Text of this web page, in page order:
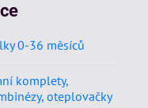
0-36 měsíců
komplety,
oteplovačky